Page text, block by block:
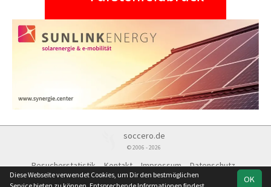
soccero.de
© 2006 - 2026
Besucherstatistik Kontakt Impressum
Datenschutz
OK
Diese Webseite verwendet Cookies, um Dir den bestmöglichen